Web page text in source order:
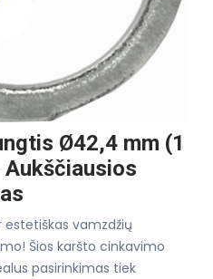
Ø42,4 mm (1
estetiškas vamzdžių
Šios karšto cinkavimo
pasirinkimas tiek